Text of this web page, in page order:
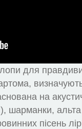
для
на
шарманки, альта
пісень